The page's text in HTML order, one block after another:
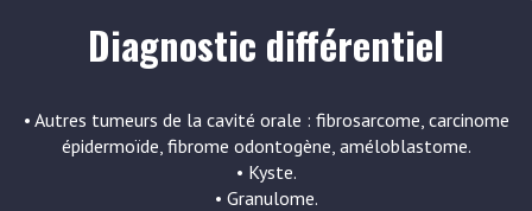
Diagnostic différentiel
• Autres tumeurs de la cavité orale : fibrosarcome, carcinome
épidermoïde, fibrome odontogène, améloblastome.
• Kyste.
• Granulome.